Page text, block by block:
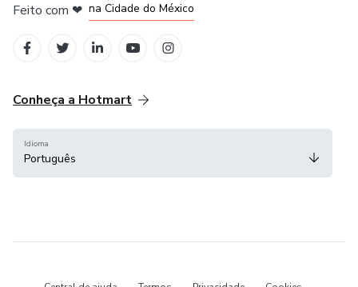
Feito com ❤ na Cidade do México
Conheça a Hotmart
Idioma
Português